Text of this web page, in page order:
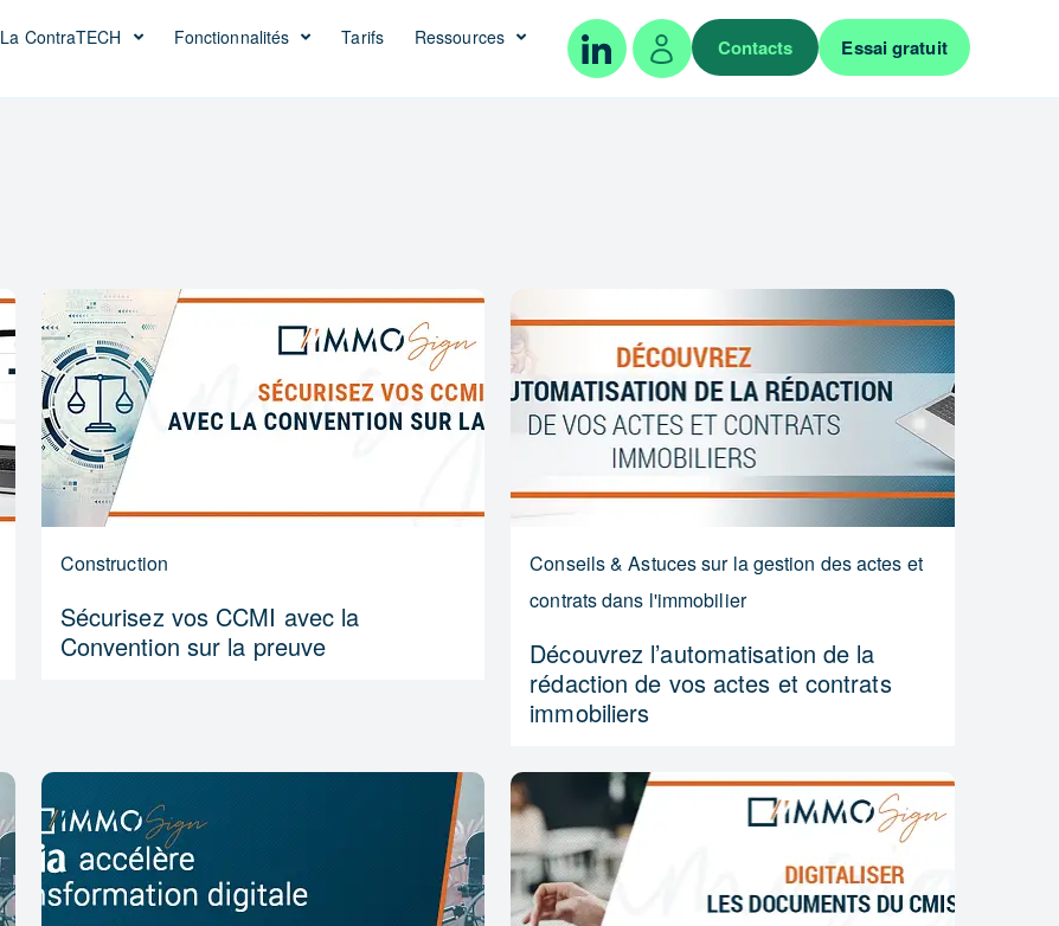
La ContraTECH Fonctionnalités Tarifs Ressources Contacts Essai gratuit
Construction
Sécurisez vos CCMI avec la
Convention sur la preuve
Conseils & Astuces sur la gestion des actes et
contrats dans l'immobilier
Découvrez l’automatisation de la
rédaction de vos actes et contrats
immobiliers